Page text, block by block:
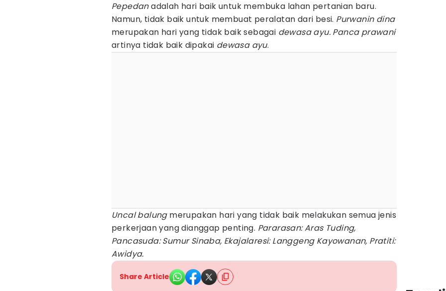
Pepedanadalah hari baik untuk membuka lahan pertanian baru.
Namun, tidak baik untuk membuat peralatan dari besi. Purwanin dina
merupakan hari yang tidak baik sebagai dewasa ayu. Panca prawani
artinya tidak baik dipakai dewasa ayu.
Uncal balungmerupakan hari yang tidak baik melakukan semua jenis
perkerjaan yang dianggap penting. Pararasan: Aras Tuding,
Pancasuda: Sumur Sinaba, Ekajalaresi: Langgeng Kayowanan, Pratiti:
Awidya.
Share Article